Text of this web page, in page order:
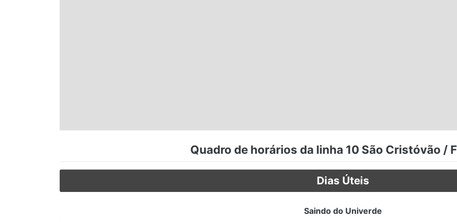
Nordeste
Quadro de horários da linha 10 São Cristóvão /
Dias Úteis
Saindo do Univerde